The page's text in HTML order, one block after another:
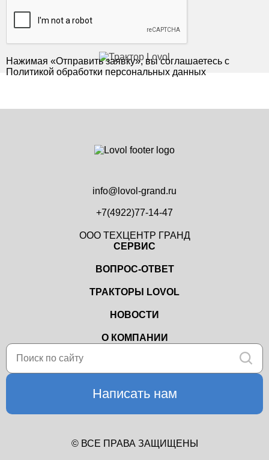
Нажимая «Отправить заявку», вы соглашаетесь с
Политикой обработки персональных данных
info@lovol-grand.ru
+7(4922)77-14-47
ООО ТЕХЦЕНТР ГРАНД
СЕРВИС
ВОПРОС-ОТВЕТ
ТРАКТОРЫ LOVOL
НОВОСТИ
О КОМПАНИИ
Написать нам
© ВСЕ ПРАВА ЗАЩИЩЕНЫ